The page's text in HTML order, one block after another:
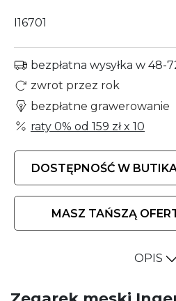
I16701
bezpłatna wysyłka w 48-
zwrot przez rok
bezpłatne grawerowanie
raty 0% od 159 złx 10
DOSTĘPNOŚĆ W
MASZ TAŃSZĄ
OPIS